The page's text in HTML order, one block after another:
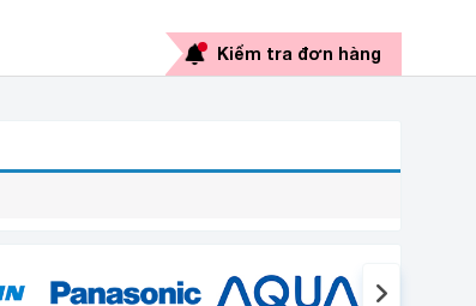
Kiểm tra đơn hàng